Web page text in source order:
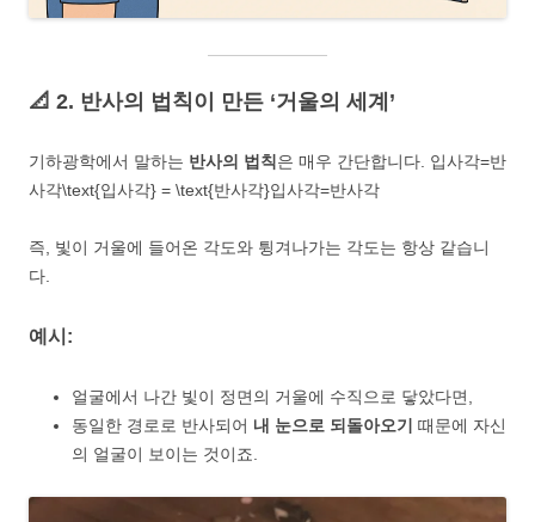
📐 2. 반사의 법칙이 만든 ‘거울의 세계’
기하광학에서 말하는 반사의 법칙은 매우 간단합니다. 입사각=반
사각\text{입사각} = \text{반사각}입사각=반사각
즉, 빛이 거울에 들어온 각도와 튕겨나가는 각도는 항상 같습니
다.
예시:
얼굴에서 나간 빛이 정면의 거울에 수직으로 닿았다면,
동일한 경로로 반사되어 내 눈으로 되돌아오기 때문에 자신
의 얼굴이 보이는 것이죠.